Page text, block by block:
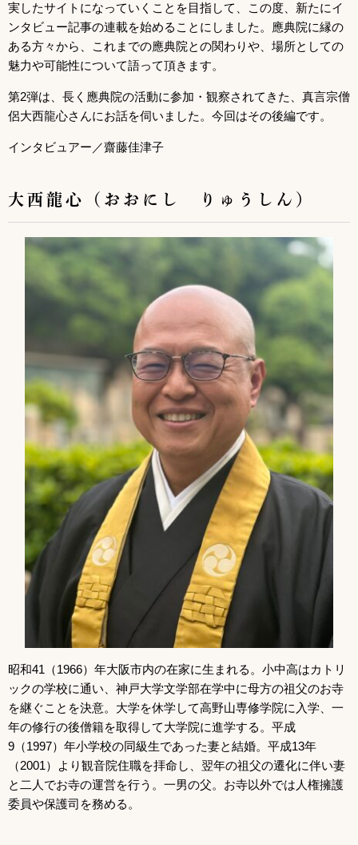
実したサイトになっていくことを目指して、この度、新たにイ
ンタビュー記事の連載を始めることにしました。應典院に縁の
ある方々から、これまでの應典院との関わりや、場所としての
魅力や可能性について語って頂きます。
第2弾は、長く應典院の活動に参加・観察されてきた、真言宗僧
侶大西龍心さんにお話を伺いました。今回はその後編です。
インタビュアー／齋藤佳津子
大西龍心（おおにし りゅうしん）
昭和41（1966）年大阪市内の在家に生まれる。小中高はカトリ
ックの学校に通い、神戸大学文学部在学中に母方の祖父のお寺
を継ぐことを決意。大学を休学して高野山専修学院に入学、一
年の修行の後僧籍を取得して大学院に進学する。平成
9（1997）年小学校の同級生であった妻と結婚。平成13年
（2001）より観音院住職を拝命し、翌年の祖父の遷化に伴い妻
と二人でお寺の運営を行う。一男の父。お寺以外では人権擁護
委員や保護司を務める。